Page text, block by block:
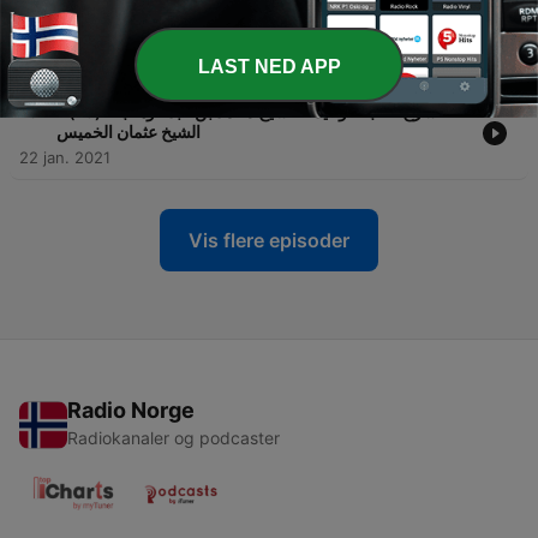
19 - شرح كتاب التوحيد - للشيخ محمد بن عبد الوهاب - (19) -
الشيخ عثمان الخميس
22 jan. 2021
18 - شرح كتاب التوحيد - للشيخ محمد بن عبد الوهاب - (18) -
الشيخ عثمان الخميس
22 jan. 2021
Vis flere episoder
Radio Norge
Radiokanaler og podcaster
LAST NED APP